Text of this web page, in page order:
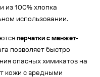
100% хлопка
использовании.
перчатки с манжет-
позволяет быстро
опасных химикатов на
кожи с вредными